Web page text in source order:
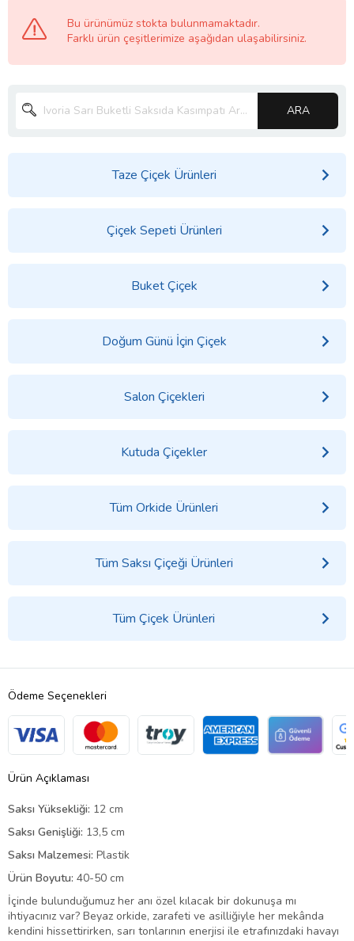
Bu ürünümüz stokta bulunmamaktadır.
Farklı ürün çeşitlerimize aşağıdan ulaşabilirsiniz.
ARA
Taze Çiçek Ürünleri
Çiçek Sepeti Ürünleri
Buket Çiçek
Doğum Günü İçin Çiçek
Salon Çiçekleri
Kutuda Çiçekler
Tüm Orkide Ürünleri
Tüm Saksı Çiçeği Ürünleri
Tüm Çiçek Ürünleri
Ödeme Seçenekleri
Ürün Açıklaması
Saksı Yüksekliği: 12 cm
Saksı Genişliği: 13,5 cm
Saksı Malzemesi: Plastik
Ürün Boyutu: 40-50 cm
İçinde bulunduğumuz her anı özel kılacak bir dokunuşa mı
ihtiyacınız var? Beyaz orkide, zarafeti ve asilliğiyle her mekânda
kendini hissettirirken, sarı tonlarının enerjisi ile etrafınızdaki havayı